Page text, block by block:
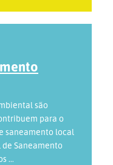
são
para o
saneamento local
Saneamento
...